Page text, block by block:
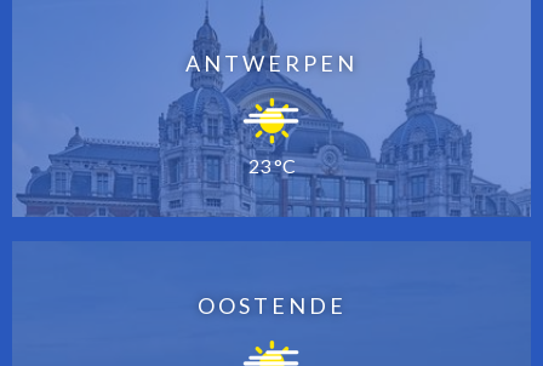
ANTWERPEN
23 °C
OOSTENDE